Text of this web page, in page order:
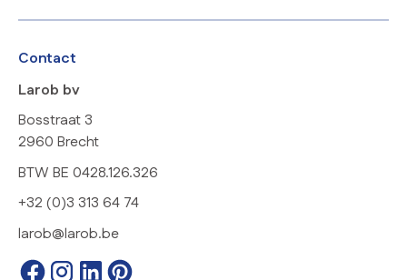
Contact
Larob bv
Bosstraat 3
2960 Brecht
BTW BE 0428.126.326
+32 (0)3 313 64 74
larob@larob.be